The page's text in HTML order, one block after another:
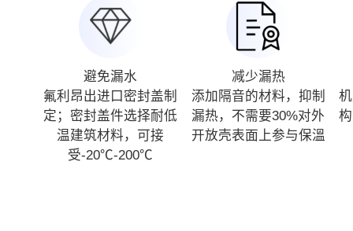
避免漏水
氟利昂出进口密封盖制
定；密封盖件选择耐低
温建筑材料，可接
受-20℃-200℃
减少漏热
添加隔音的材料，抑制
漏热，不需要30%对外
开放壳表面上参与保溫